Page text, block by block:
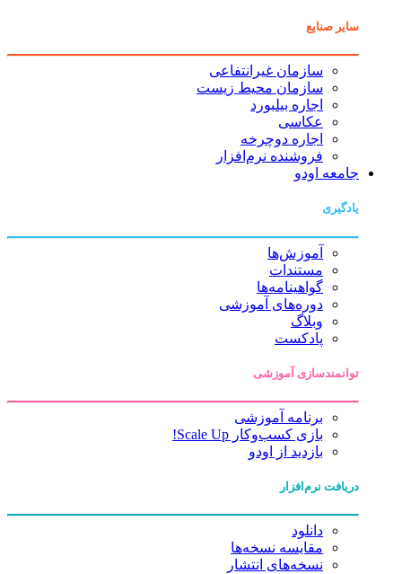
سایر صنایع
سازمان غیرانتفاعی
سازمان محیط زیست
اجاره بیلبورد
عکاسی
اجاره دوچرخه
فروشنده نرم‌افزار
جامعه اودو
یادگیری
آموزش‌ها
مستندات
گواهینامه‌ها
دوره‌های آموزشی
وبلاگ
پادکست
توانمندسازی آموزشی
برنامه آموزشی
بازی کسب‌وکار Scale Up!
بازدید از اودو
دریافت نرم‌افزار
دانلود
مقایسه نسخه‌ها
نسخه‌های انتشار